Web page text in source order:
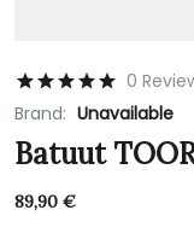
0
Brand: Unavailable
Batuut
89,90 €